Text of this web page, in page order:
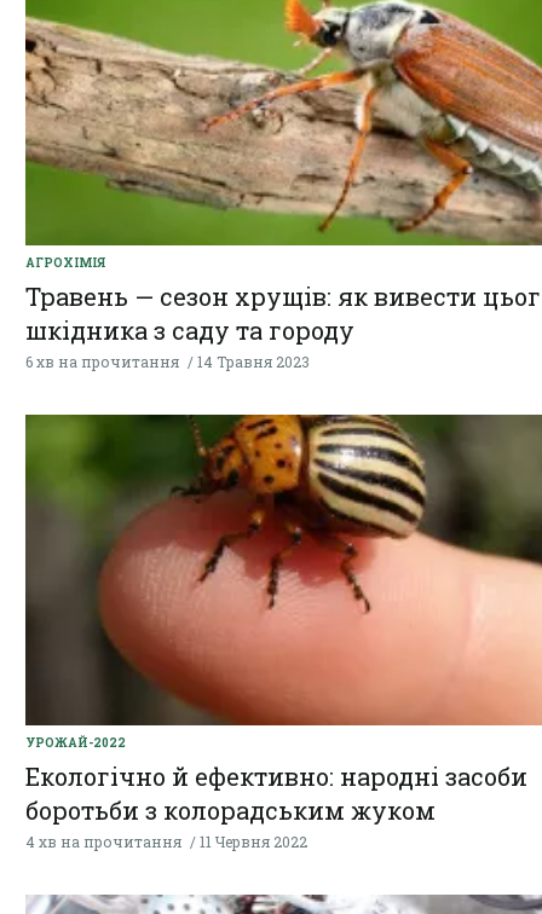
AГРОХІМІЯ
Травень — сезон хрущів: як вивести
шкідника з саду та городу
6 хв на прочитання 14 Травня 2023
УРОЖАЙ-2022
Екологічно й ефективно: народні засоби
боротьби з колорадським жуком
4 хв на прочитання 11 Червня 2022